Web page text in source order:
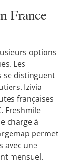
France
options
Les
se distinguent
Izivia
françaises
Freshmile
charge à
permet
avec une
mensuel.